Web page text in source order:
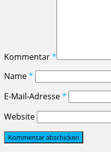
Kommentar*
Name*
E-Mail-Adresse*
Website